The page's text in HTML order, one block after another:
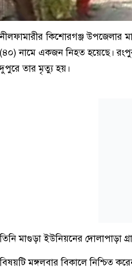
নীলফামারীর কিশোরগঞ্জ উপজেলার
(৪০) নামে একজন নিহত হয়েছে।
দুপুরে তার মৃত্যু হয়।
তিনি মাগুড়া ইউনিয়নের দোলাপাড়া
বিষয়টি মঙ্গলবার বিকালে নিশ্চিত